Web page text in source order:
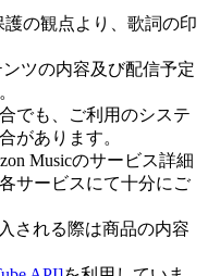
護の観点より、歌詞の印
ツの内容及び配信予定
でも、ご利用のシステ
があります。
Musicのサービス詳細
サービスにて十分にご
される際は商品の内容